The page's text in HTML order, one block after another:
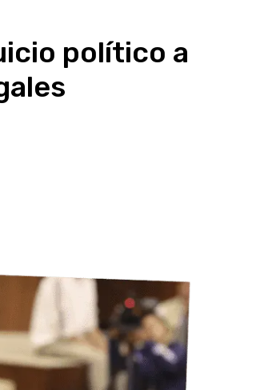
político a